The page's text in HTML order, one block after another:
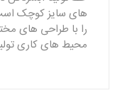
های سایز کوچک
را با طراحی‌ های
محیط‌ های کاری